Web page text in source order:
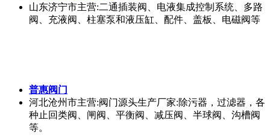
山东济宁市主营:二通插装阀、电液集成控制系统、多路
阀、充液阀、柱塞泵和液压缸、配件、盖板、电磁阀等
普惠阀门
河北沧州市主营:阀门源头生产厂家:除污器，过滤器，各
种止回类阀、闸阀、平衡阀、减压阀、半球阀、沟槽阀
等。